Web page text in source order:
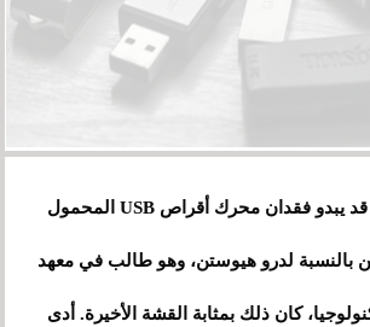
في العصر الرقمي، قد يبدو فقدان محرك أقراص USB المحمول
بالنسبة لدرو هيوستن، وهو طالب في معهد
كان ذلك بمثابة القشة الأخيرة. أدى